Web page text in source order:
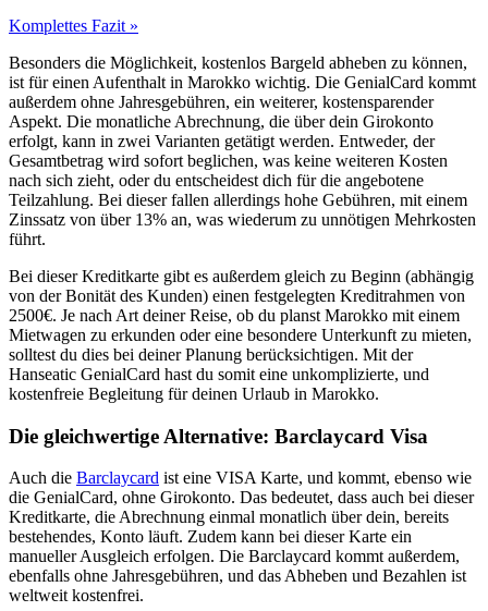
Komplettes Fazit »
Besonders die Möglichkeit, kostenlos Bargeld abheben zu können,
ist für einen Aufenthalt in Marokko wichtig. Die GenialCard kommt
außerdem ohne Jahresgebühren, ein weiterer, kostensparender
Aspekt. Die monatliche Abrechnung, die über dein Girokonto
erfolgt, kann in zwei Varianten getätigt werden. Entweder, der
Gesamtbetrag wird sofort beglichen, was keine weiteren Kosten
nach sich zieht, oder du entscheidest dich für die angebotene
Teilzahlung. Bei dieser fallen allerdings hohe Gebühren, mit einem
Zinssatz von über 13% an, was wiederum zu unnötigen Mehrkosten
führt.
Bei dieser Kreditkarte gibt es außerdem gleich zu Beginn (abhängig
von der Bonität des Kunden) einen festgelegten Kreditrahmen von
2500€. Je nach Art deiner Reise, ob du planst Marokko mit einem
Mietwagen zu erkunden oder eine besondere Unterkunft zu mieten,
solltest du dies bei deiner Planung berücksichtigen. Mit der
Hanseatic GenialCard hast du somit eine unkomplizierte, und
kostenfreie Begleitung für deinen Urlaub in Marokko.
Die gleichwertige Alternative: Barclaycard Visa
Auch die Barclaycard ist eine VISA Karte, und kommt, ebenso wie
die GenialCard, ohne Girokonto. Das bedeutet, dass auch bei dieser
Kreditkarte, die Abrechnung einmal monatlich über dein, bereits
bestehendes, Konto läuft. Zudem kann bei dieser Karte ein
manueller Ausgleich erfolgen. Die Barclaycard kommt außerdem,
ebenfalls ohne Jahresgebühren, und das Abheben und Bezahlen ist
weltweit kostenfrei.